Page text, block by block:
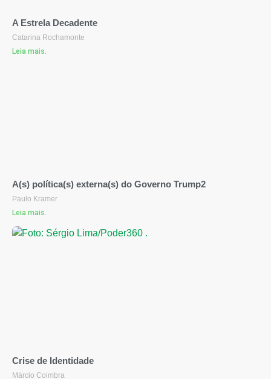
A Estrela Decadente
Catarina Rochamonte
Leia mais.
A(s) política(s) externa(s) do Governo Trump2
Paulo Kramer
Leia mais.
Crise de Identidade
Márcio Coimbra